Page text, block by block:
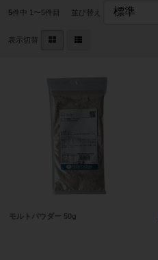
5件中 1〜5件目 並び替え
表示切替
モルトパウダー 50g